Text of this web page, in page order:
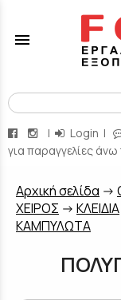
menu
| Login |
για παραγγελίες
Aρχική σελίδα ->
ΧΕΙΡΟΣ -> ΚΛΕΙΔΙΑ
ΚΑΜΠΥΛΩΤΑ